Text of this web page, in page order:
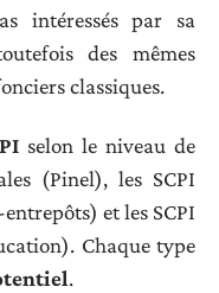
intéressés par sa
des mêmes
classiques.
selon le niveau de
(Pinel), les SCPI
et les SCPI
Chaque type
.